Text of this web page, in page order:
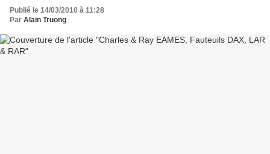
Publié le 14/03/2010 à 11:28
Par Alain Truong